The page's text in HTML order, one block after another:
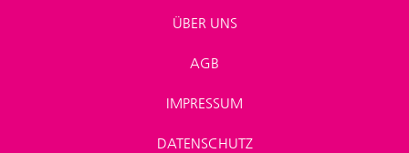
ÜBER UNS
AGB
IMPRESSUM
DATENSCHUTZ